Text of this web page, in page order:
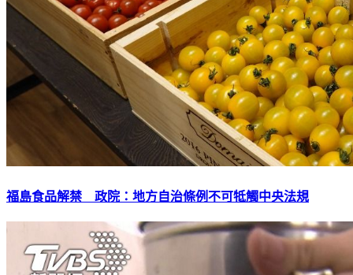
福島食品解禁 政院：地方自治條例不可牴觸中央法規